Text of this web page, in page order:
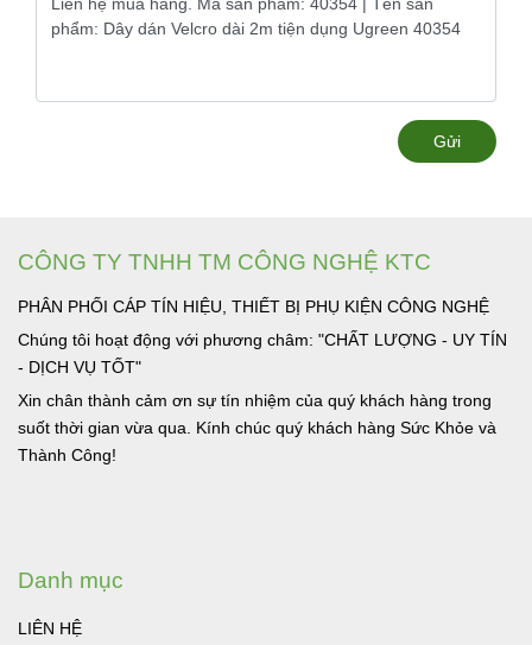
Gửi
CÔNG TY TNHH TM CÔNG NGHỆ KTC
PHÂN PHỐI CÁP TÍN HIỆU, THIẾT BỊ PHỤ KIỆN CÔNG NGHỆ
Chúng tôi hoạt động với phương châm: "CHẤT LƯỢNG - UY TÍN
- DỊCH VỤ TỐT"
Xin chân thành cảm ơn sự tín nhiệm của quý khách hàng trong
suốt thời gian vừa qua. Kính chúc quý khách hàng Sức Khỏe và
Thành Công!
Danh mục
LIÊN HỆ